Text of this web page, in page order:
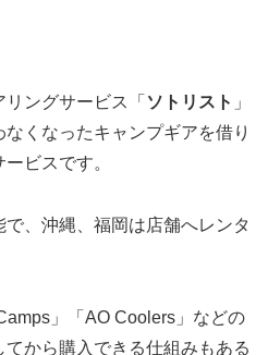
ングサービス「 ソトリスト 」
くなったキャンプギアを借り
ビスです。
、沖縄、福岡は店舗へレンタ
」「AO Coolers」などの
から購入できる仕組みもある